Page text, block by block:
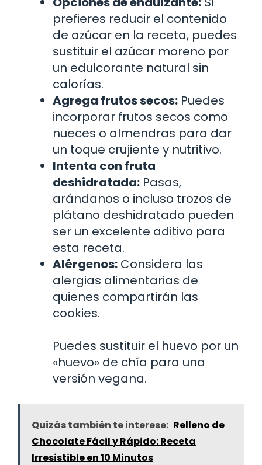
prefieres reducir el contenido
de azúcar en la receta, puedes
sustituir el azúcar moreno por
un edulcorante natural sin
calorías.
Agrega frutos secos: Puedes
incorporar frutos secos como
nueces o almendras para dar
un toque crujiente y nutritivo.
Intenta con fruta
deshidratada: Pasas,
arándanos o incluso trozos de
plátano deshidratado pueden
ser un excelente aditivo para
esta receta.
Alérgenos: Considera las
alergias alimentarias de
quienes compartirán las
cookies.
Puedes sustituir el huevo por un
«huevo» de chía para una
versión vegana.
Quizás también te interese: Relleno de
Chocolate Fácil y Rápido: Receta
Irresistible en 10 Minutos